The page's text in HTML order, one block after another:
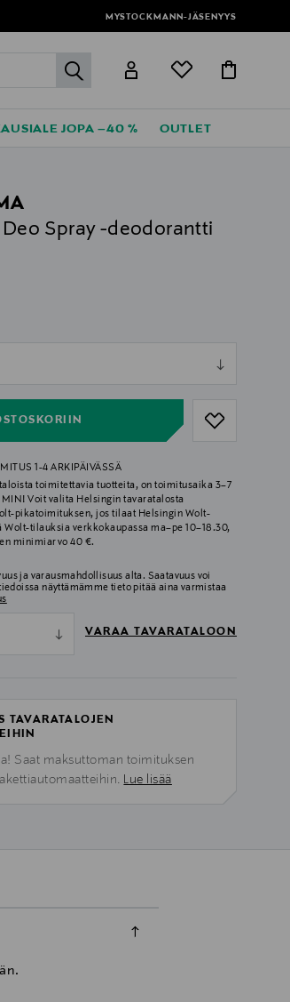
MYSTOCKMANN-JÄSENYYS
label.header.go
JOPA –40 % OUTLET
Spray -deodorantti
1-4 ARKIPÄIVÄSSÄ
toimitettavia tuotteita, on toimitusaika 3–7
Voit valita Helsingin tavaratalosta
pikatoimituksen, jos tilaat Helsingin Wolt-
tilauksia verkkokaupassa ma–pe 10–18.30,
minimiarvo 40 €.
ja varausmahdollisuus alta. Saatavuus voi
näyttämämme tieto pitää aina varmistaa
VARAA TAVARATALOON
TAVARATALOJEN
Saat maksuttoman toimituksen
Lue lisää